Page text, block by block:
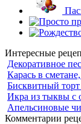
Интересные
Декоративное
Карась в
Бисквитный
Икра из тыквы с
Апельсиновые
Комментарии